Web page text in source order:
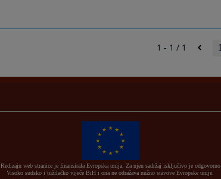
1 - 1 / 1 1
Redizajn web stranice je finansirala Evropska unija. Za njen sadržaj isključivo je odgovorno
Visoko sudsko i tužilačko vijeće BiH i ona ne odražava nužno stavove Evropske unije.